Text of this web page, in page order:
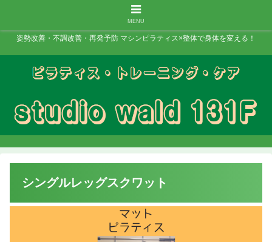
姿勢改善・不調改善・再発予防 マシンピラティス×整体で身体を変える！
シングルレッグスクワット
MENU